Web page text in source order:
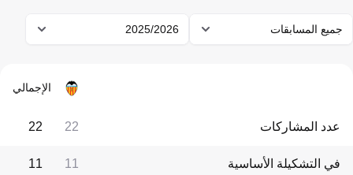
جميع المسابقات 2025/2026
الإجمالي
عدد المشاركات 22
22
في التشكيلة الأساسية 11
11